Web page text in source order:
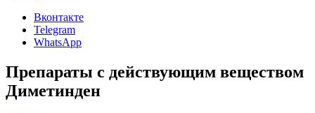
Вконтакте
Telegram
WhatsApp
Препараты с действующим веществом
Диметинден